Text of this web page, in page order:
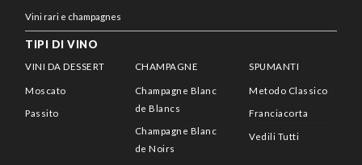
Vini rari e champagnes
TIPI DI VINO
VINI DA DESSERT
Moscato
Passito
CHAMPAGNE
Champagne Blanc
de Blancs
Champagne Blanc
de Noirs
SPUMANTI
Metodo Classico
Franciacorta
Vedili Tutti